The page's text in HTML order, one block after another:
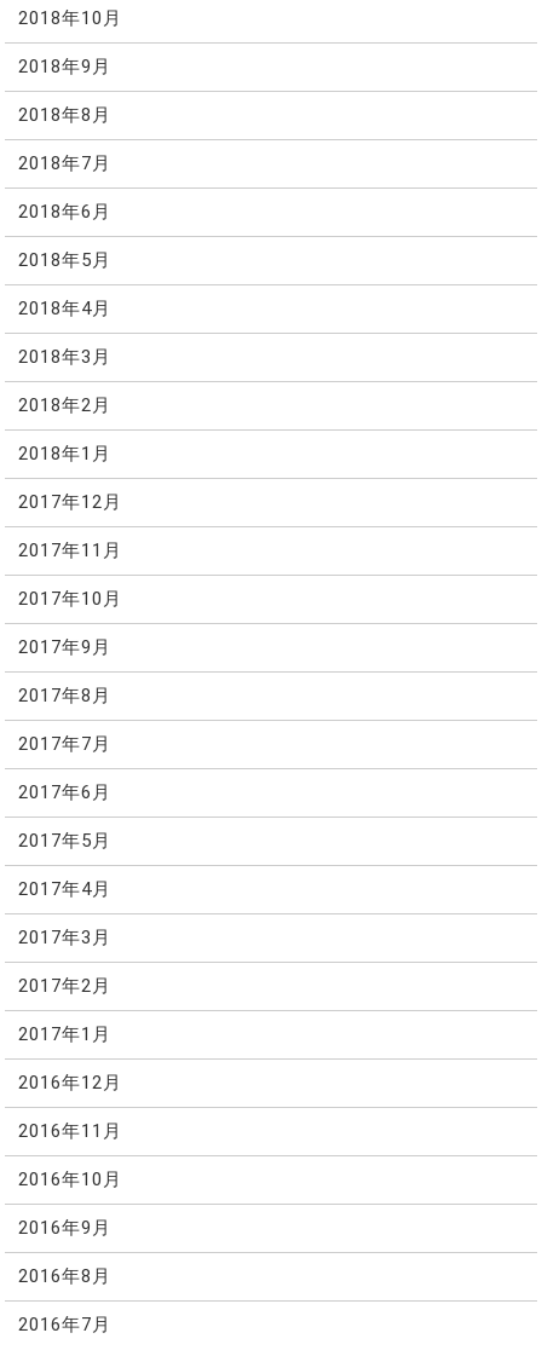
2018年10月
2018年9月
2018年8月
2018年7月
2018年6月
2018年5月
2018年4月
2018年3月
2018年2月
2018年1月
2017年12月
2017年11月
2017年10月
2017年9月
2017年8月
2017年7月
2017年6月
2017年5月
2017年4月
2017年3月
2017年2月
2017年1月
2016年12月
2016年11月
2016年10月
2016年9月
2016年8月
2016年7月